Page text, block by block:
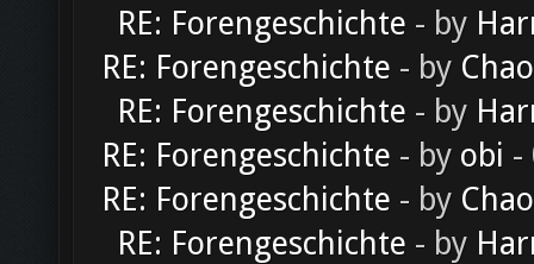
RE: Forengeschichte - by
RE: Forengeschichte - by
RE: Forengeschichte - by
RE: Forengeschichte - by obi -
RE: Forengeschichte - by
RE: Forengeschichte - by